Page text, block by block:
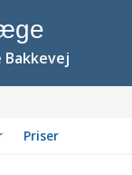
Priser